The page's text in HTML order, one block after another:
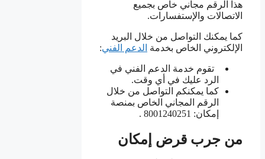
هذا الرقم مجاني خاص بجميع
الاتصالات والإستفسارات.
كما يمكنك التواصل من خلال البريد
الإلكتروني الخاص بخدمة الدعم الفني:
تقوم خدمة الدعم الفني في
الرد عليك في أي وقت.
كما يمكنكم التواصل من خلال
الرقم المجاني الخاص بمنصة
إمكان: 8001240251 .
من جرب قرض إمكان